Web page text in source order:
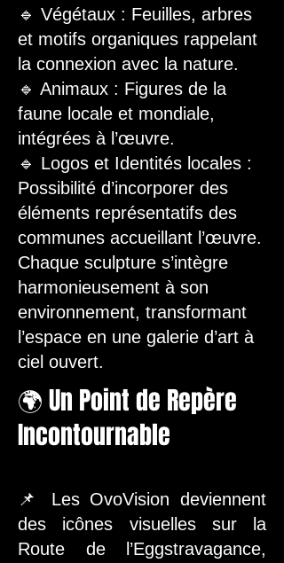
🔹 Végétaux : Feuilles, arbres
et motifs organiques rappelant
la connexion avec la nature.
🔹 Animaux : Figures de la
faune locale et mondiale,
intégrées à l’œuvre.
🔹 Logos et Identités locales :
Possibilité d’incorporer des
éléments représentatifs des
communes accueillant l’œuvre.
Chaque sculpture s’intègre
harmonieusement à son
environnement, transformant
l’espace en une galerie d’art à
ciel ouvert.
🌍 Un Point de Repère
Incontournable
📌 Les OvoVision deviennent
des icônes visuelles sur la
Route de l’Eggstravagance,